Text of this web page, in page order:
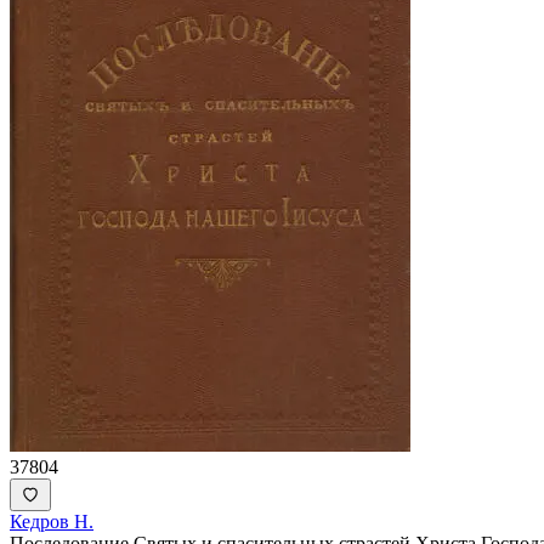
37804
Кедров Н.